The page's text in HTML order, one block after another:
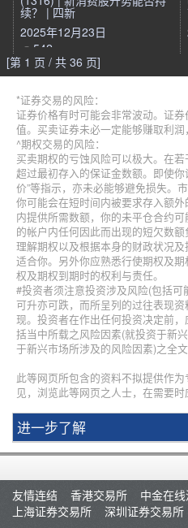
续？ | 四新
2025年12月23日
542
[第 1 页 / 共 36 页]
*证券交易的风险：
证券价格有时可能会非常波动。证
值。买卖证券未必一定能够赚取利润
^期权交易的风险：
买卖期权的亏蚀风险可以极大。在
超过最初存入的保证金数额。即使你
价”等指示，亦未必能够避免损失。
你可能会在短时间内被要求存入额
内提供所需数额，你的未平仓合约
的帐户内任何因此而出现的短欠数
理解期权以及根据本身的财政状况
适合你。另外你应熟悉行使期权及
权及期权到期时的权利与责任。
#投资者须注意投资涉及风险(包括
可升亦可跌，而所呈列的过往表现
现。投资者在作出任何投资决定前
括当中所载之风险因素(就投资于新
于新兴市场所涉及的风险因素)之全文)
此等网页所包含的资料不拟提供作
见，浏览此等网页之人士，在需要时
进一步了解
简介
辉立课程
讲师
友情连结
香港交易所 中金在
上海证券交易所
深圳证券交易所